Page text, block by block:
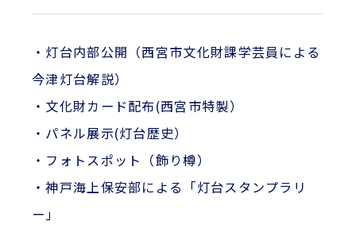
・灯台内部公開（西宮市文化財課学芸員による
今津灯台解説）
・文化財カード配布(西宮市特製）
・パネル展示(灯台歴史）
・フォトスポット（飾り樽）
・神戸海上保安部による「灯台スタンプラリ
ー」